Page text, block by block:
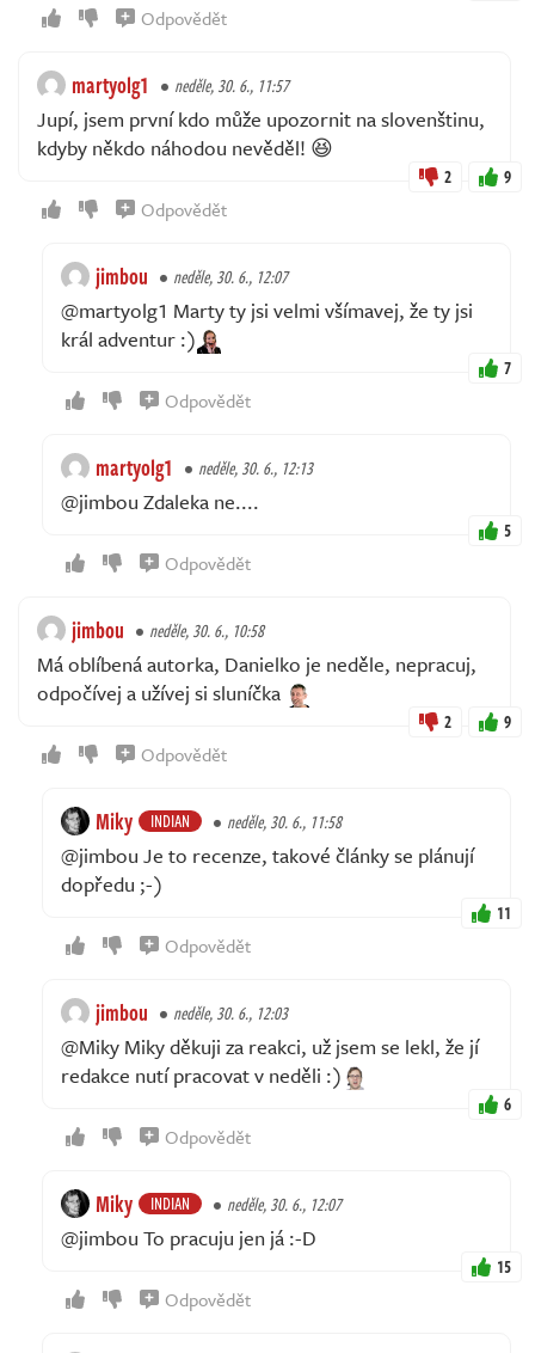
Odpovědět
martyolg1 neděle, 30. 6., 11:57
Jupí, jsem první kdo může upozornit na slovenštinu,
kdyby někdo náhodou nevěděl! 😆
2 9
Odpovědět
jimbou neděle, 30. 6., 12:07
@martyolg1 Marty ty jsi velmi všímavej, že ty jsi
král adventur :)
7
Odpovědět
martyolg1 neděle, 30. 6., 12:13
@jimbou Zdaleka ne....
5
Odpovědět
jimbou neděle, 30. 6., 10:58
Má oblíbená autorka, Danielko je neděle, nepracuj,
odpočívej a užívej si sluníčka
2 9
Odpovědět
Miky INDIAN neděle, 30. 6., 11:58
@jimbou Je to recenze, takové články se plánují
dopředu ;-)
11
Odpovědět
jimbou neděle, 30. 6., 12:03
@Miky Miky děkuji za reakci, už jsem se lekl, že jí
redakce nutí pracovat v neděli :)
6
Odpovědět
Miky INDIAN neděle, 30. 6., 12:07
@jimbou To pracuju jen já :-D
15
Odpovědět